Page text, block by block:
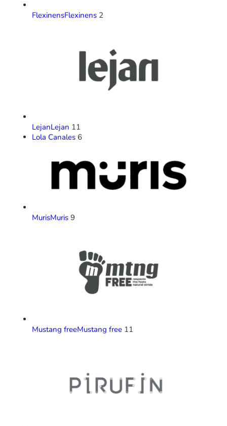
FlexinensFlexinens 2
LejanLejan 11
Lola Canales 6
MurisMuris 9
Mustang freeMustang free 11